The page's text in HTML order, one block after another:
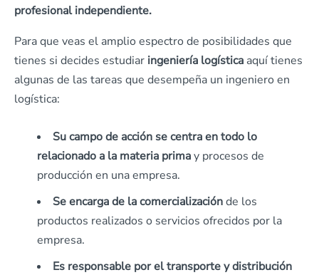
profesional independiente.
Para que veas el amplio espectro de posibilidades que
tienes si decides estudiar ingeniería logística aquí tienes
algunas de las tareas que desempeña un ingeniero en
logística:
Su campo de acción se centra en todo lo
relacionado a la materia primay procesos de
producción en una empresa.
Se encarga de la comercializaciónde los
productos realizados o servicios ofrecidos por la
empresa.
Es responsable por el transporte y distribución